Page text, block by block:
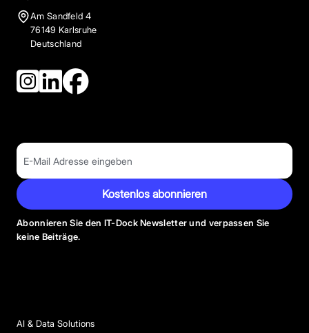
Am Sandfeld 4
76149 Karlsruhe
Deutschland
Kostenlos abonnieren
Abonnieren Sie den IT-Dock Newsletter und verpassen Sie
keine Beiträge.
AI & Data Solutions